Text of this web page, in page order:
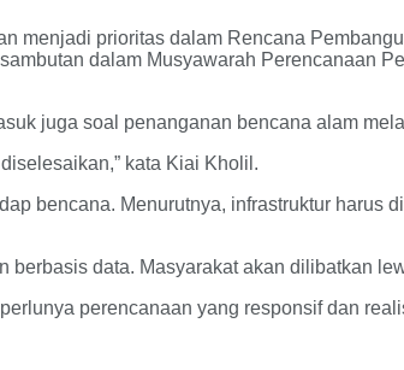
menjadi prioritas dalam Rencana
dalam Musyawarah Perencanaan
juga soal penanganan bencana alam
kata Kiai Kholil.
bencana. Menurutnya, infrastruktur harus
data. Masyarakat akan dilibatkan
perencanaan yang responsif dan